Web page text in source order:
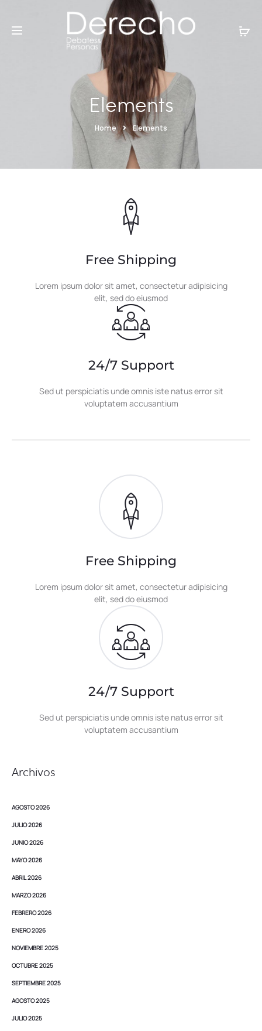
Elements
Home Elements
Free Shipping
Lorem ipsum dolor sit amet, consectetur adipisicing
elit, sed do eiusmod
24/7 Support
Sed ut perspiciatis unde omnis iste natus error sit
voluptatem accusantium
Free Shipping
Lorem ipsum dolor sit amet, consectetur adipisicing
elit, sed do eiusmod
24/7 Support
Sed ut perspiciatis unde omnis iste natus error sit
voluptatem accusantium
Archivos
AGOSTO 2026
JULIO 2026
JUNIO 2026
MAYO 2026
ABRIL 2026
MARZO 2026
FEBRERO 2026
ENERO 2026
NOVIEMBRE 2025
OCTUBRE 2025
SEPTIEMBRE 2025
AGOSTO 2025
JULIO 2025